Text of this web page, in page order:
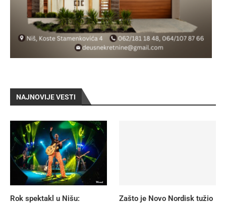
NAJNOVIJE VESTI
Rok spektakl u Nišu:
Zašto je Novo Nordisk tužio